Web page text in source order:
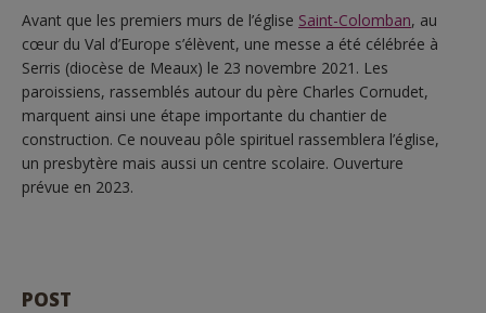
Avant que les premiers murs de l’église Saint-Colomban, au
cœur du Val d’Europe s’élèvent, une messe a été célébrée à
Serris (diocèse de Meaux) le 23 novembre 2021. Les
paroissiens, rassemblés autour du père Charles Cornudet,
marquent ainsi une étape importante du chantier de
construction. Ce nouveau pôle spirituel rassemblera l’église,
un presbytère mais aussi un centre scolaire. Ouverture
prévue en 2023.
POST